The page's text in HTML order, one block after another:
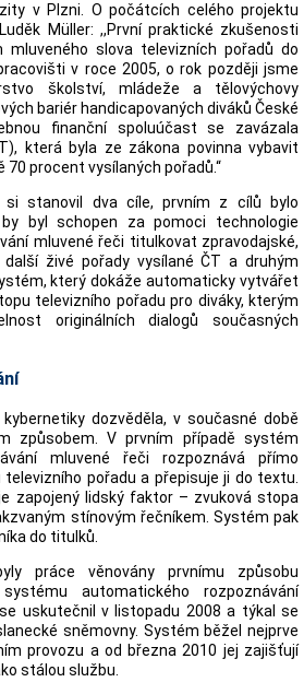
v Plzni. O počátcích celého projektu
Müller: ,,První praktické zkušenosti
slova televizních pořadů do
v roce 2005, o rok později jsme
školství, mládeže a tělovýchovy
bariér handicapovaných diváků České
finanční spoluúčast se zavázala
která byla ze zákona povinna vybavit
procent vysílaných pořadů.“
si stanovil dva cíle, prvním z cílů bylo
byl schopen za pomoci technologie
mluvené řeči titulkovat zpravodajské,
živé pořady vysílané ČT a druhým
který dokáže automaticky vytvářet
televizního pořadu pro diváky, kterým
originálních dialogů současných
dozvěděla, v současné době
způsobem. V prvním případě systém
mluvené řeči rozpoznává přímo
pořadu a přepisuje ji do textu.
zapojený lidský faktor – zvuková stopa
stínovým řečníkem. Systém pak
do titulků.
práce věnovány prvnímu způsobu
automatického rozpoznávání
uskutečnil v listopadu 2008 a týkal se
sněmovny. Systém běžel nejprve
provozu a od března 2010 jej zajišťují
stálou službu.